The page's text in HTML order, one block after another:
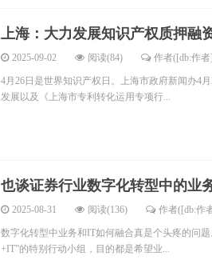
上海：大力发展知识产权质押融
2025-09-02 阅读(84) 作者([db:作
4月26日是世界知识产权日。上海市政府新闻办4
发展以及《上海市专利转化运用专项行...
也谈证券行业数字化转型中的业
2025-08-31 阅读(136) 作者([db:作
数字化转型中业务和IT如何融合真是个头疼的问
+IT”的特别行动小组，目的都是希望业...